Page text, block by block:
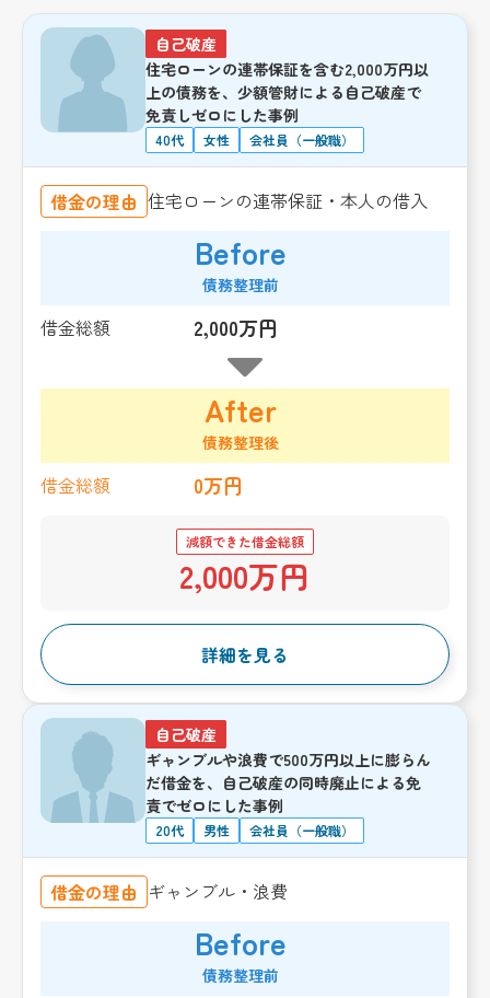
自己破産
住宅ローンの連帯保証を含む2,000万円以
上の債務を、少額管財による自己破産で
免責しゼロにした事例
40代 女性 会社員（一般職）
借金の理由 住宅ローンの連帯保証・本人の借入
Before
債務整理前
借金総額 2,000万円
After
債務整理後
借金総額 0万円
減額できた借金総額
2,000万円
詳細を見る
自己破産
ギャンブルや浪費で500万円以上に膨らん
だ借金を、自己破産の同時廃止による免
責でゼロにした事例
20代 男性 会社員（一般職）
借金の理由 ギャンブル・浪費
Before
債務整理前